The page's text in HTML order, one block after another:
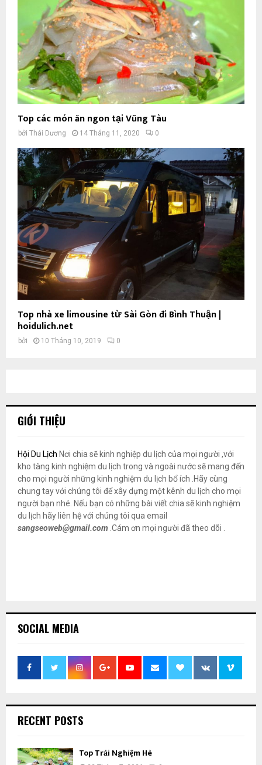
Top các món ăn ngon tại Vũng Tàu
bởi Thái Dương 14 Tháng 11, 2020 0
Top nhà xe limousine từ Sài Gòn đi Bình Thuận |
hoidulich.net
bởi 10 Tháng 10, 2019 0
GIỚI THIỆU
Hội Du Lịch Nơi chia sẽ kinh nghiệp du lịch của mọi người ,với
kho tàng kinh nghiệm du lịch trong và ngoài nước sẽ mang đến
cho mọi người những kinh nghiệm du lịch bổ ích .Hãy cùng
chung tay với chúng tôi để xây dựng một kênh du lịch cho mọi
người bạn nhé. Nếu bạn có những bài viết chia sẽ kinh nghiệm
du lịch hãy liên hệ với chúng tôi qua email
sangseoweb@gmail.com .Cám ơn mọi người đã theo dõi .
SOCIAL MEDIA
RECENT POSTS
Top Trải Nghiệm Hè